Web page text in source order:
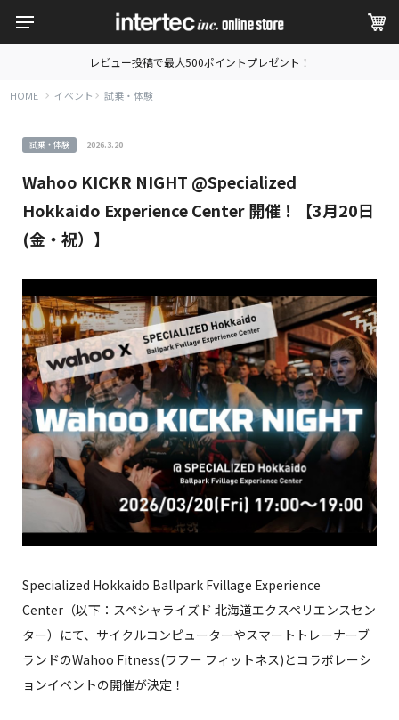
レビュー投稿で最大500ポイントプレゼント！
HOME イベント 試乗・体験
試乗・体験 2026.3.20
Wahoo KICKR NIGHT @Specialized
Hokkaido Experience Center 開催！【3月20日
(金・祝）】
Specialized Hokkaido Ballpark Fvillage Experience
Center（以下：スペシャライズド 北海道エクスペリエンスセン
ター）にて、サイクルコンピューターやスマートトレーナーブ
ランドのWahoo Fitness(ワフー フィットネス)とコラボレーシ
ョンイベントの開催が決定！